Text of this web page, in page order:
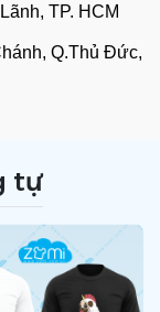
TP. HCM
Q.Thủ Đức,
tự